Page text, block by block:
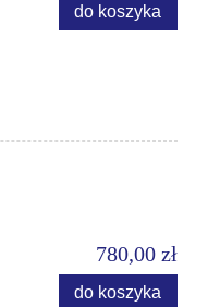
do koszyka
780,00 zł
do koszyka